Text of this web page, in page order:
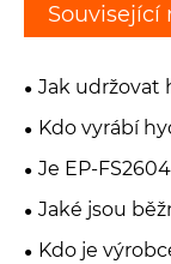
Související
Jak udržovat
Kdo vyrábí
Je EP-
Jaké jsou
válce EP-HH-
Kdo je